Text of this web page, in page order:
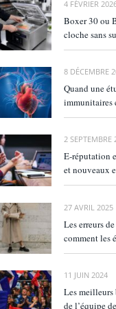
4 FÉVRIER
Boxer 30 ou
cloche sans
8 DÉCEMBRE
Quand une
immunitaires
2 SEPTEMBRE
E‑réputation
et nouveaux
27 AVRIL 2025
Les erreurs
comment les
11 JUIN 2024
Les meilleurs
de l’équipe